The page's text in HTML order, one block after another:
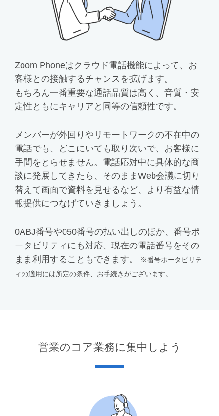
Zoom Phoneはクラウド電話機能によって、お
客様との接触するチャンスを拡げます。
もちろん一番重要な通話品質は高く、音質・安
定性ともにキャリアと同等の信頼性です。
メンバーが外回りやリモートワークの不在中の
電話でも、どこにいても取り次いで、お客様に
手間をとらせません。電話応対中に具体的な商
談に発展してきたら、そのままWeb会議に切り
替えて画面で資料を見せるなど、より有益な情
報提供につなげていきましょう。
0ABJ番号や050番号の払い出しのほか、番号ポ
ータビリティにも対応、現在の電話番号をその
まま利用することもできます。
※番号ポータビリテ
ィの適用には所定の条件、お手続きがございます。
営業のコア業務に集中しよう